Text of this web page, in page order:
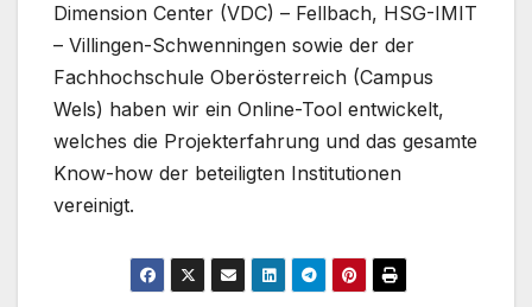
Dimension Center (VDC) – Fellbach, HSG-IMIT
– Villingen-Schwenningen sowie der der
Fachhochschule Oberösterreich (Campus
Wels) haben wir ein Online-Tool entwickelt,
welches die Projekterfahrung und das gesamte
Know-how der beteiligten Institutionen
vereinigt.